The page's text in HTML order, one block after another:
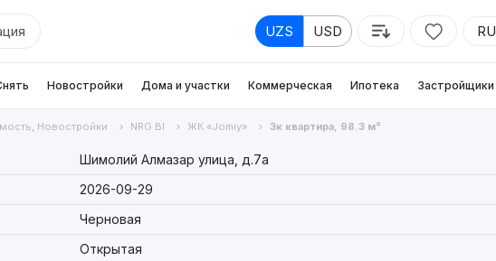
UZS USD RU
Новостройки Дома и участки Коммерческая Ипотека Застройщики
Новостройки NRG BI ЖК «Jomiy» 3к квартира, 98.3 м²
Шимолий Алмазар улица, д.7a
2026-09-29
Черновая
Открытая